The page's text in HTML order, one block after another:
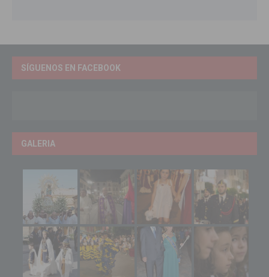
SÍGUENOS EN FACEBOOK
GALERIA